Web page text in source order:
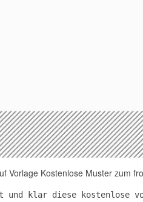
Vorlage Kostenlose Muster zum
und klar diese kostenlose